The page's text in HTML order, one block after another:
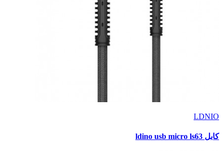
LDNIO
كابل ldino usb micro ls63